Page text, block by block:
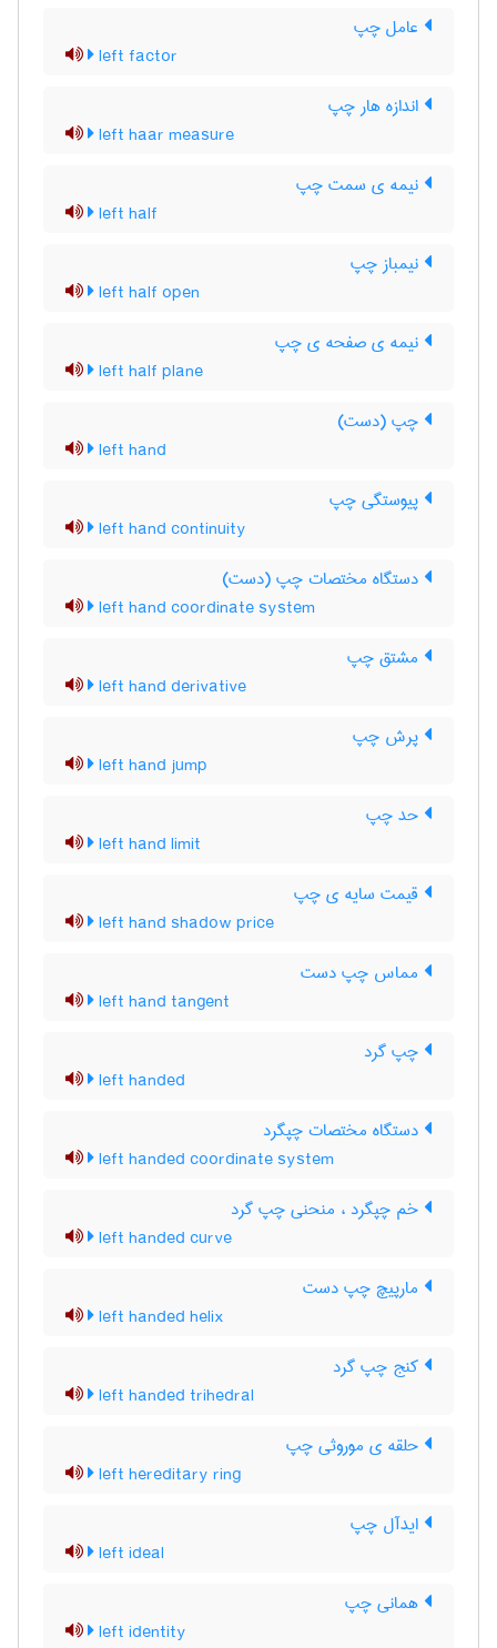
عامل چپ
left factor
اندازه هار چپ
left haar measure
نیمه ی سمت چپ
left half
نیمباز چپ
left half open
نیمه ی صفحه ی چپ
left half plane
چپ (دست)
left hand
پیوستگی چپ
left hand continuity
دستگاه مختصات چپ (دست)
left hand coordinate system
مشتق چپ
left hand derivative
پرش چپ
left hand jump
حد چپ
left hand limit
قیمت سایه ی چپ
left hand shadow price
مماس چپ دست
left hand tangent
چپ گرد
left handed
دستگاه مختصات چپگرد
left handed coordinate system
خم چپگرد ، منحنی چپ گرد
left handed curve
مارپیچ چپ دست
left handed helix
کنج چپ گرد
left handed trihedral
حلقه ی موروثی چپ
left hereditary ring
ایدآل چپ
left ideal
همانی چپ
left identity